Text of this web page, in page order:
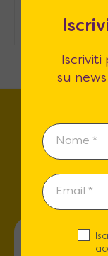
Trova
su